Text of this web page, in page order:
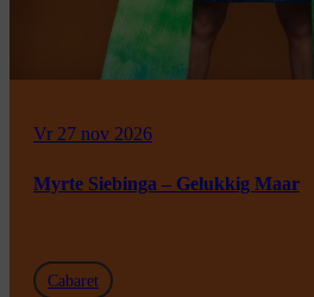
Vr 27 nov 2026
Myrte Siebinga – Gelukkig Maar
Cabaret